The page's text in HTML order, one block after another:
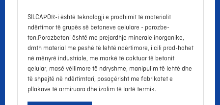
SILCAPOR-i është teknologji e prodhimit të materialit
ndërtimor të grupës së betoneve qelulare - porozbe-
ton.Porozbetoni është me prejardhje minerale inorganike,
dmth material me peshë të lehtë ndërtimore, i cili prod-hohet
në mënyrë industriale, me markë të caktuar të betonit
qelular, masë vëllimore të ndryshme, manipulim të lehtë dhe
të shpejtë në ndërtimtari, posaçërisht me fabrikatet e
pllakave të armiruara dhe izolim të lartë termik.